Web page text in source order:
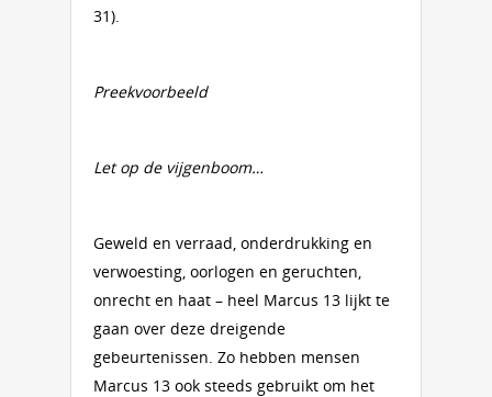
31).
Preekvoorbeeld
Let op de vijgenboom…
Geweld en verraad, onderdrukking en
verwoesting, oorlogen en geruchten,
onrecht en haat – heel Marcus 13 lijkt te
gaan over deze dreigende
gebeurtenissen. Zo hebben mensen
Marcus 13 ook steeds gebruikt om het